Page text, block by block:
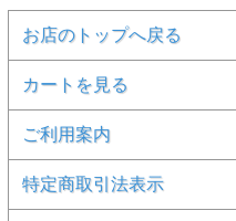
お店のトップへ戻る
カートを見る
ご利用案内
特定商取引法表示